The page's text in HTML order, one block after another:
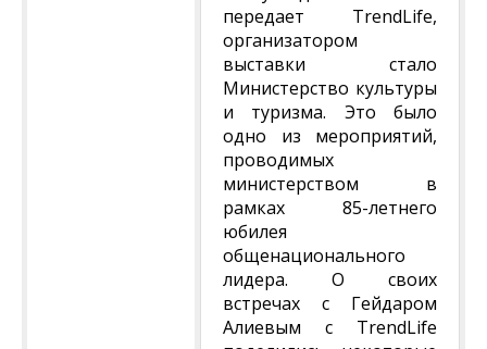
передает TrendLife,
организатором
выставки стало
Министерство культуры
и туризма. Это было
одно из мероприятий,
проводимых
министерством в
рамках 85-летнего
юбилея
общенационального
лидера. О своих
встречах с Гейдаром
Алиевым с TrendLife